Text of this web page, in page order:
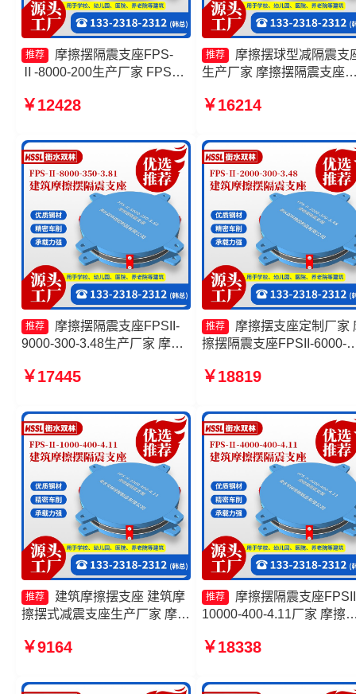
推荐
摩擦摆隔震支座FPS-
Ⅱ-8000-200生产厂家 FPS隔
擦摆隔震支座源头工厂 摩擦摆
3.81厂家
￥12428
推荐
摩擦摆球型减隔震支
生产厂家 摩擦摆隔震支座
隔震支座FPSII-8000-300-
震支座厂家
￥16214
推荐
摩擦摆隔震支座FPSII-
9000-300-3.48生产厂家 摩擦
4.11厂家 摩擦摆隔震支座
家 建筑摩擦摆式隔震支座源头
工厂
￥17445
推荐
摩擦摆支座定制厂家
擦摆隔震支座FPSII-6000-
FPSII-7000-400-4.11 摩擦
4.11
￥18819
推荐
建筑摩擦摆支座 建筑摩
擦摆式减震支座生产厂家 摩擦
3.81 摩擦复摆隔震支座厂家
￥9164
推荐
摩擦摆隔震支座
10000-400-4.11厂家 摩擦
3.81生产厂家 摩擦摆减隔
隔震支座FPSII-4000-300-
￥18338